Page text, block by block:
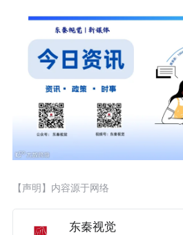
【声明】内容源于网络
东秦视觉